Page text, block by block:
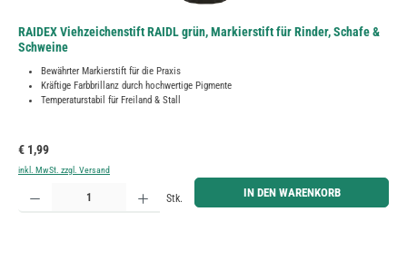
RAIDEX Viehzeichenstift RAIDL grün, Markierstift für Rinder, Schafe &
Schweine
Bewährter Markierstift für die Praxis
Kräftige Farbbrillanz durch hochwertige Pigmente
Temperaturstabil für Freiland & Stall
Regulärer Preis:
€ 1,99
inkl. MwSt. zzgl. Versand
Produkt Anzahl: Gib den gewünschten Wert ein oder benutze die Schaltflächen um die Anzahl zu
Stk. IN DEN WARENKORB